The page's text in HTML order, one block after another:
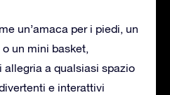
un’amaca per i piedi, un
un mini basket,
a qualsiasi spazio
e interattivi